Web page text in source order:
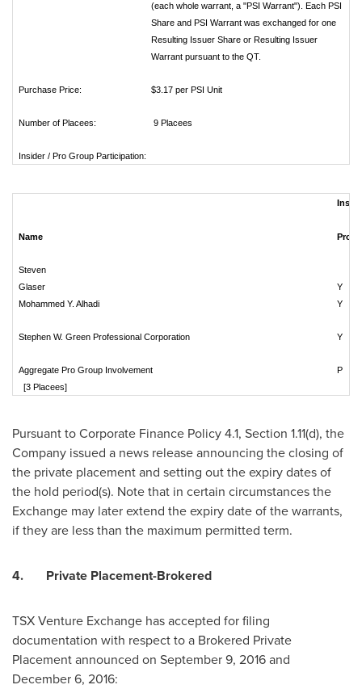
(each whole warrant, a "PSI Warrant"). Each PSI
Share and PSI Warrant was exchanged for one
Resulting Issuer Share or Resulting Issuer
Warrant pursuant to the QT.
Purchase Price: $3.17 per PSI Unit
Number of Placees: 9 Placees
Insider / Pro Group Participation:
Name
Steven
Glaser
Y
Mohammed Y. Alhadi
Y
Stephen W. Green Professional Corporation Y
Aggregate Pro Group Involvement
P
[3 Placees]
Pursuant to Corporate Finance Policy 4.1, Section 1.11(d), the
Company issued a news release announcing the closing of
the private placement and setting out the expiry dates of
the hold period(s). Note that in certain circumstances the
Exchange may later extend the expiry date of the warrants,
if they are less than the maximum permitted term.
4. Private Placement-Brokered
TSX Venture Exchange has accepted for filing
documentation with respect to a Brokered Private
Placement announced on September 9, 2016and
December 6, 2016: